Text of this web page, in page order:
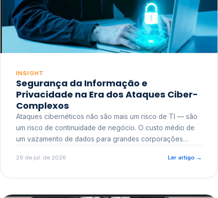
INSIGHT
Segurança da Informação e
Privacidade na Era dos Ataques Ciber-
Complexos
Ataques cibernéticos não são mais um risco de TI — são
um risco de continuidade de negócio. O custo médio de
um vazamento de dados para grandes corporações
reputacional e o risco regulatório junto a órgãos como a
29 de jul. de 2026 Ler artigo →